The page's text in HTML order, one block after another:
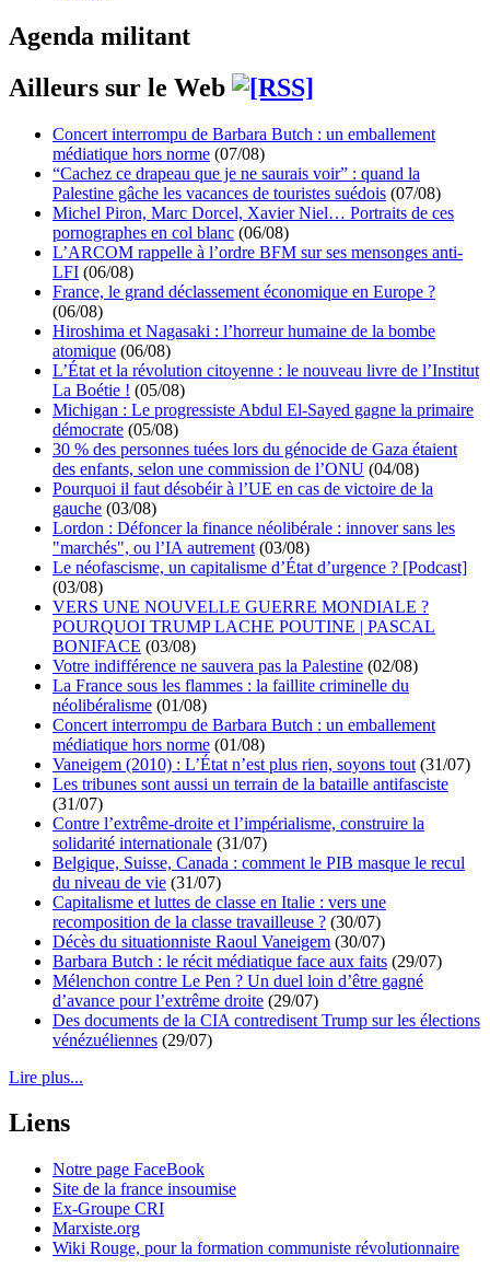
Agenda militant
Ailleurs sur le Web
Concert interrompu de Barbara Butch : un emballement
médiatique hors norme (07/08)
“Cachez ce drapeau que je ne saurais voir” : quand la
Palestine gâche les vacances de touristes suédois (07/08)
Michel Piron, Marc Dorcel, Xavier Niel… Portraits de ces
pornographes en col blanc (06/08)
L’ARCOM rappelle à l’ordre BFM sur ses mensonges anti-
LFI (06/08)
France, le grand déclassement économique en Europe ?
(06/08)
Hiroshima et Nagasaki : l’horreur humaine de la bombe
atomique (06/08)
L’État et la révolution citoyenne : le nouveau livre de l’Institut
La Boétie ! (05/08)
Michigan : Le progressiste Abdul El-Sayed gagne la primaire
démocrate (05/08)
30 % des personnes tuées lors du génocide de Gaza étaient
des enfants, selon une commission de l’ONU (04/08)
Pourquoi il faut désobéir à l’UE en cas de victoire de la
gauche (03/08)
Lordon : Défoncer la finance néolibérale : innover sans les
"marchés", ou l’IA autrement (03/08)
Le néofascisme, un capitalisme d’État d’urgence ? [Podcast]
(03/08)
VERS UNE NOUVELLE GUERRE MONDIALE ?
POURQUOI TRUMP LACHE POUTINE | PASCAL
BONIFACE (03/08)
Votre indifférence ne sauvera pas la Palestine (02/08)
La France sous les flammes : la faillite criminelle du
néolibéralisme (01/08)
Concert interrompu de Barbara Butch : un emballement
médiatique hors norme (01/08)
Vaneigem (2010) : L’État n’est plus rien, soyons tout (31/07)
Les tribunes sont aussi un terrain de la bataille antifasciste
(31/07)
Contre l’extrême-droite et l’impérialisme, construire la
solidarité internationale (31/07)
Belgique, Suisse, Canada : comment le PIB masque le recul
du niveau de vie (31/07)
Capitalisme et luttes de classe en Italie : vers une
recomposition de la classe travailleuse ? (30/07)
Décès du situationniste Raoul Vaneigem (30/07)
Barbara Butch : le récit médiatique face aux faits (29/07)
Mélenchon contre Le Pen ? Un duel loin d’être gagné
d’avance pour l’extrême droite (29/07)
Des documents de la CIA contredisent Trump sur les élections
vénézuéliennes (29/07)
Lire plus...
Liens
Notre page FaceBook
Site de la france insoumise
Ex-Groupe CRI
Marxiste.org
Wiki Rouge, pour la formation communiste révolutionnaire